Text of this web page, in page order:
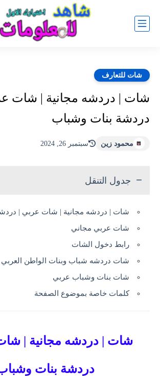
شات للتعارف
شات | دردشه مجانية | شات
دردشة بنات وشباب
محمود زين سبتمبر 26, 2024
جدول التنقل
شات | دردشه مجانية | شات عربي |
شات عربي مجاني
رابط دخول الشات
شات دردشه شباب وبنات الواطن العربي
شات بنات وشباب عربي
كلمات خاصة بموضوع الصفحة
شات | دردشه مجانية |
دردشة بنات